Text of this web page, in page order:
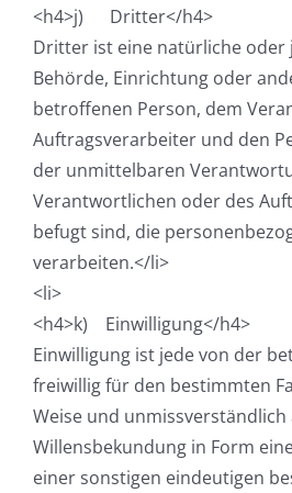
<h4>j) Dritter</h4>
Dritter ist eine natürliche oder
Behörde, Einrichtung oder
betroffenen Person, dem
Auftragsverarbeiter und den
der unmittelbaren
Verantwortlichen oder des
befugt sind, die
verarbeiten.</li>
<li>
<h4>k) Einwilligung</h4>
Einwilligung ist jede von der
freiwillig für den bestimmten
Weise und unmissverständlich
Willensbekundung in Form
einer sonstigen eindeutigen